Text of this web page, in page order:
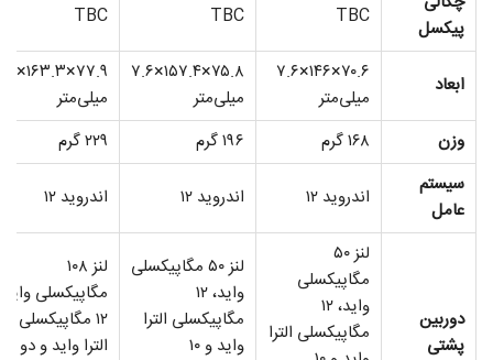
پیکسل
TBC
TBC
TBC
ابعاد
۷۰.۶×۱۴۶×۷.۶
میلی‌متر
۷۵.۸×۱۵۷.۴×۷.۶
میلی‌متر
میلی‌متر
وزن
۱۶۸ گرم ۱۹۶ گرم
۲۲۹ گرم
سیستم
عامل
اندروید ۱۲ اندروید ۱۲ اندروید ۱۲
دوربین‌
پشتی
لنز ۵۰
مگاپیکسلی
واید، ۱۲
مگاپیکسلی الترا
لنز ۵۰ مگاپیکسلی
واید، ۱۲
مگاپیکسلی الترا
واید و ۱۰
لنز ۱۰۸
مگاپیکسلی واید،
۱۲ مگاپیکسلی
الترا واید و دو لنز